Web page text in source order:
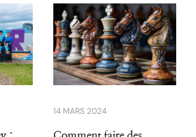
14 MARS 2024